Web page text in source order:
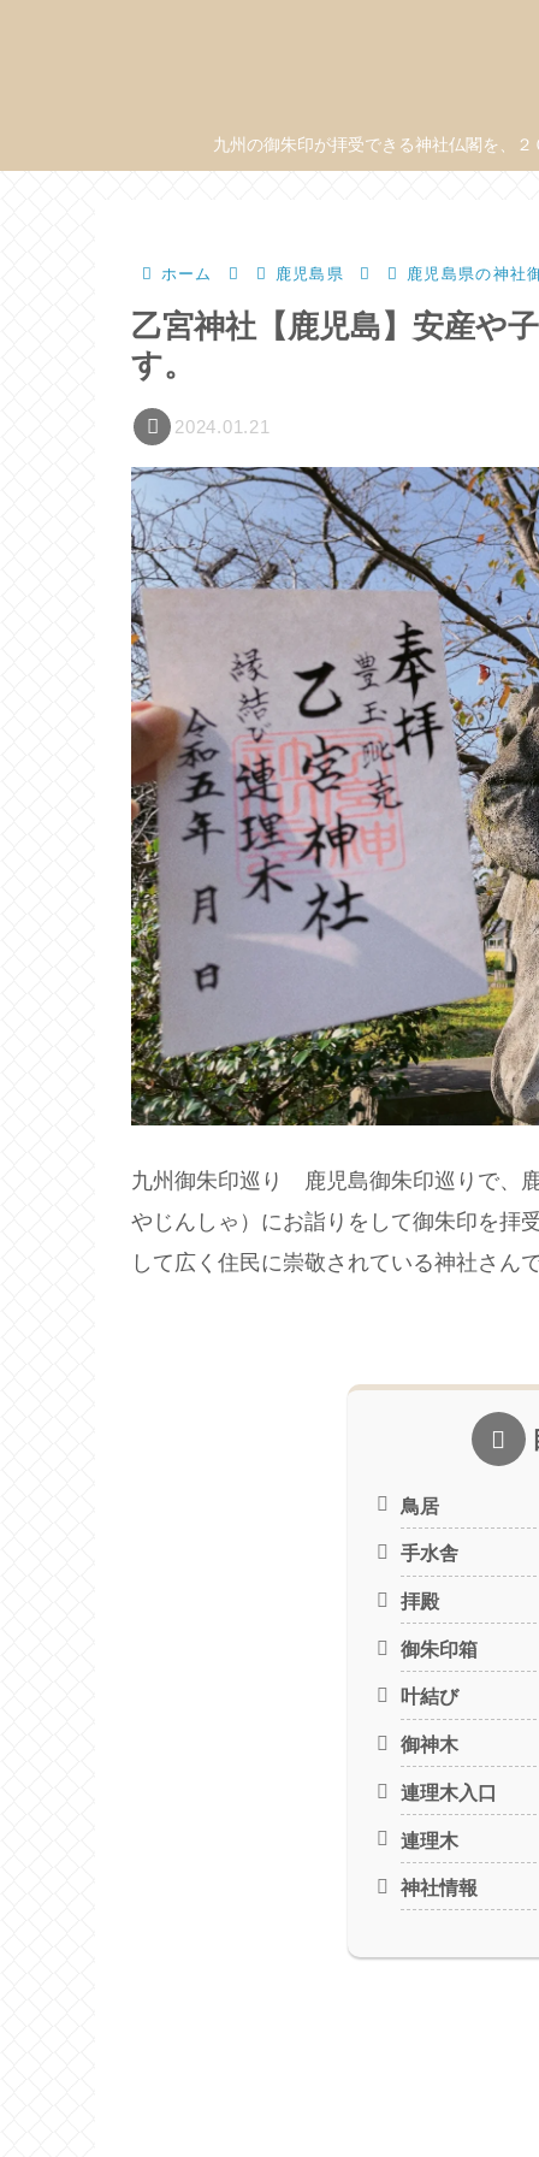
九州の御朱印が拝受できる神社仏閣を、
ホーム 鹿児島県 鹿児島県の神社
乙宮神社【鹿児島】安産や
す。
2024.01.21
九州御朱印巡り 鹿児島御朱印巡りで、
やじんしゃ）にお詣りをして御朱印を拝
して広く住民に崇敬されている神社さん
鳥居
手水舎
拝殿
御朱印箱
叶結び
御神木
連理木入口
連理木
神社情報